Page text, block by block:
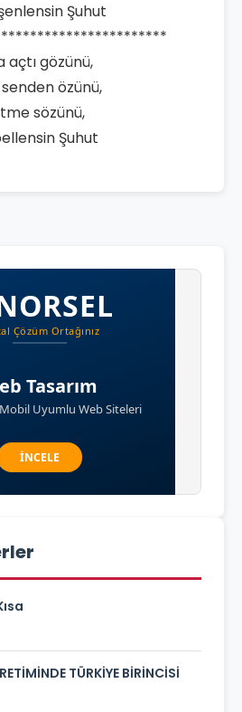
Şuhut
açtı gözünü,
özünü,
sözünü,
Şuhut
TÜRKİYE BİRİNCİSİ